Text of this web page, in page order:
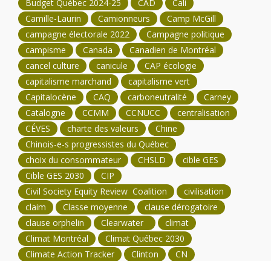
Budget Québec 2024-25 CAD
Cali
Camille-Laurin
Camionneurs
Camp McGill
campagne électorale 2022
Campagne politique
campisme
Canada
Canadien de Montréal
cancel culture
canicule
CAP écologie
capitalisme marchand
capitalisme vert
Capitalocène
CAQ carboneutralité
Carney
Catalogne
CCMM CCNUCC
centralisation
CÉVES
charte des valeurs
Chine
Chinois-e-s progressistes du Québec
choix du consommateur
CHSLD
cible GES
Cible GES 2030
CIP
Civil Society Equity Review Coalition
civilisation
claim
Classe moyenne
clause dérogatoire
clause orphelin
Clearwater
climat
Climat Montréal
Climat Québec 2030
Climate Action Tracker
Clinton
CN